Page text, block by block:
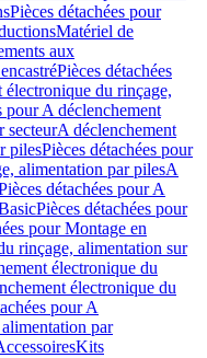
Pièces détachées pour
Matériel de
aux
Pièces détachées
électronique du rinçage,
pour A déclenchement
secteurA déclenchement
pilesPièces détachées pour
alimentation par pilesA
détachées pour A
Pièces détachées pour
pour Montage en
rinçage, alimentation sur
électronique du
électronique du
pour A
par
Kits